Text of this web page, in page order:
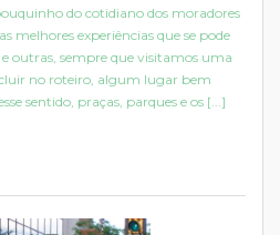
do cotidiano dos moradores
melhores experiências que se pode
outras, sempre que visitamos uma
no roteiro, algum lugar bem
sentido, praças, parques e os [...]